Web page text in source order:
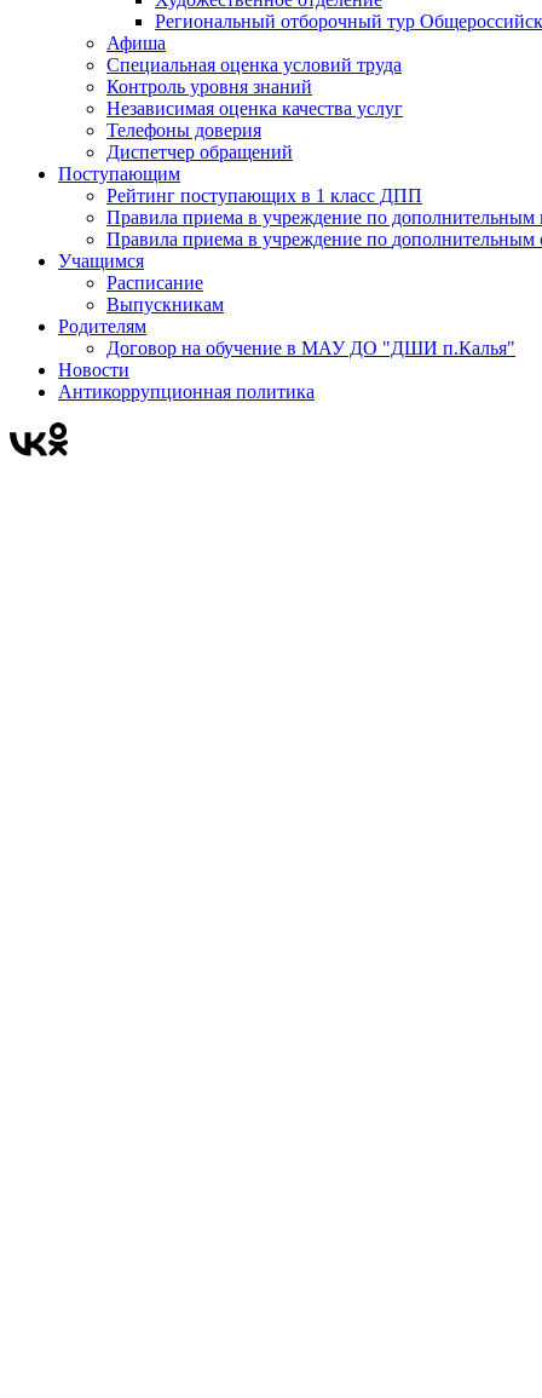
Региональный отборочный тур
Афиша
Специальная оценка условий труда
Контроль уровня знаний
Независимая оценка качества услуг
Телефоны доверия
Диспетчер обращений
Поступающим
Рейтинг поступающих в 1 класс ДПП
Правила приема в учреждение
Правила приема в
Учащимся
Расписание
Выпускникам
Родителям
Договор на обучение в МАУ ДО "ДШИ п.Калья"
Новости
Антикоррупционная политика